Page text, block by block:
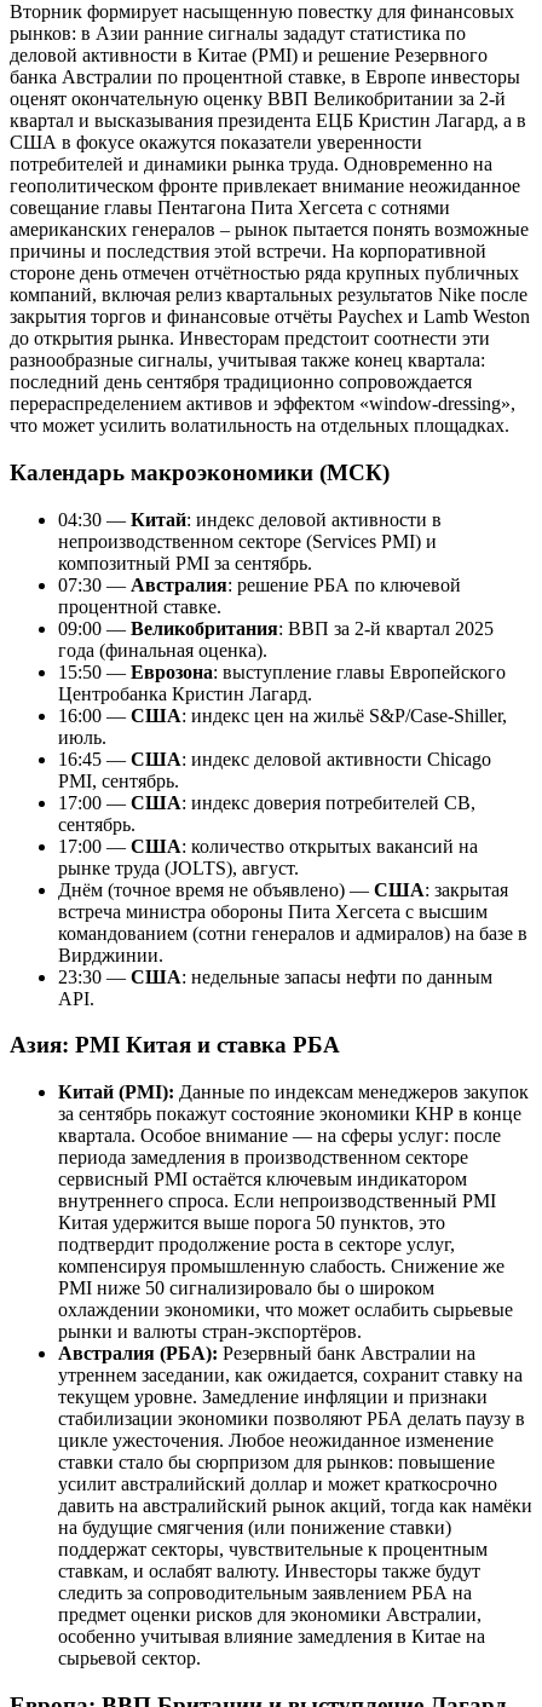
Вторник формирует насыщенную повестку для финансовых
рынков: в Азии ранние сигналы зададут статистика по
деловой активности в Китае (PMI) и решение Резервного
банка Австралии по процентной ставке, в Европе инвесторы
оценят окончательную оценку ВВП Великобритании за 2-й
квартал и высказывания президента ЕЦБ Кристин Лагард, а в
США в фокусе окажутся показатели уверенности
потребителей и динамики рынка труда. Одновременно на
геополитическом фронте привлекает внимание неожиданное
совещание главы Пентагона Пита Хегсета с сотнями
американских генералов – рынок пытается понять возможные
причины и последствия этой встречи. На корпоративной
стороне день отмечен отчётностью ряда крупных публичных
компаний, включая релиз квартальных результатов Nike после
закрытия торгов и финансовые отчёты Paychex и Lamb Weston
до открытия рынка. Инвесторам предстоит соотнести эти
разнообразные сигналы, учитывая также конец квартала:
последний день сентября традиционно сопровождается
перераспределением активов и эффектом «window-dressing»,
что может усилить волатильность на отдельных площадках.
Календарь макроэкономики (МСК)
04:30 — Китай: индекс деловой активности в
непроизводственном секторе (Services PMI) и
композитный PMI за сентябрь.
07:30 — Австралия: решение РБА по ключевой
процентной ставке.
09:00 — Великобритания: ВВП за 2-й квартал 2025
года (финальная оценка).
15:50 — Еврозона: выступление главы Европейского
Центробанка Кристин Лагард.
16:00 — США: индекс цен на жильё S&P/Case-Shiller,
июль.
16:45 — США: индекс деловой активности Chicago
PMI, сентябрь.
17:00 — США: индекс доверия потребителей CB,
сентябрь.
17:00 — США: количество открытых вакансий на
рынке труда (JOLTS), август.
Днём (точное время не объявлено) — США: закрытая
встреча министра обороны Пита Хегсета с высшим
командованием (сотни генералов и адмиралов) на базе в
Вирджинии.
23:30 — США: недельные запасы нефти по данным
API.
Азия: PMI Китая и ставка РБА
Китай (PMI): Данные по индексам менеджеров закупок
за сентябрь покажут состояние экономики КНР в конце
квартала. Особое внимание — на сферы услуг: после
периода замедления в производственном секторе
сервисный PMI остаётся ключевым индикатором
внутреннего спроса. Если непроизводственный PMI
Китая удержится выше порога 50 пунктов, это
подтвердит продолжение роста в секторе услуг,
компенсируя промышленную слабость. Снижение же
PMI ниже 50 сигнализировало бы о широком
охлаждении экономики, что может ослабить сырьевые
рынки и валюты стран-экспортёров.
Австралия (РБА): Резервный банк Австралии на
утреннем заседании, как ожидается, сохранит ставку на
текущем уровне. Замедление инфляции и признаки
стабилизации экономики позволяют РБА делать паузу в
цикле ужесточения. Любое неожиданное изменение
ставки стало бы сюрпризом для рынков: повышение
усилит австралийский доллар и может краткосрочно
давить на австралийский рынок акций, тогда как намёки
на будущие смягчения (или понижение ставки)
поддержат секторы, чувствительные к процентным
ставкам, и ослабят валюту. Инвесторы также будут
следить за сопроводительным заявлением РБА на
предмет оценки рисков для экономики Австралии,
особенно учитывая влияние замедления в Китае на
сырьевой сектор.